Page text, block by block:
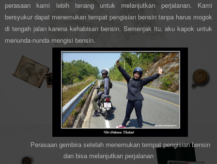
perasaan kami lebih tenang untuk melanjutkan perjalanan. Kami
bersyukur dapat menemukan tempat pengisian bensin tanpa harus mogok
di tengah jalan karena kehabisan bensin. Semenjak itu, aku kapok untuk
menunda-nunda mengisi bensin.
Perasaan gembira setelah menemukan tempat pengisian bensin
dan bisa melanjutkan perjalanan